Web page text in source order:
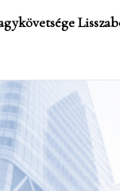
main menu